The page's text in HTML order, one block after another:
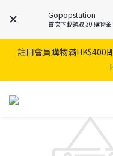
Gopopstation
首次下載領取 30 購物金
註冊會員購物滿HK$400